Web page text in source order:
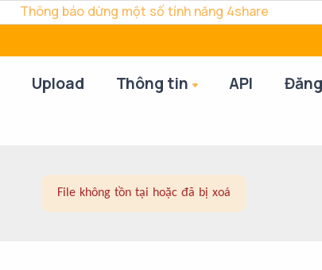
Thông báo dừng một số tính năng 4share
Upload Thông tin API
File không tồn tại hoặc đã bị xoá